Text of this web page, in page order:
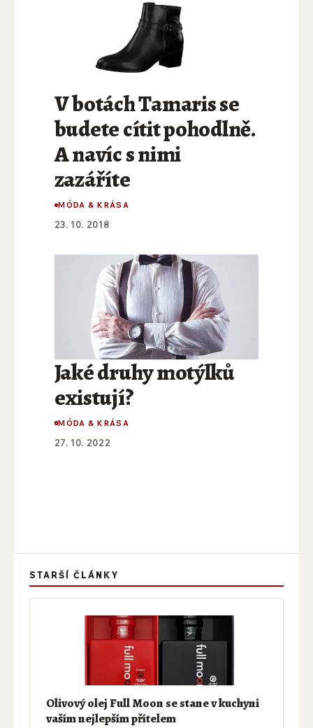
V botách Tamaris se
budete cítit pohodlně.
A navíc s nimi
zazáříte
MÓDA & KRÁSA
23. 10. 2018
Jaké druhy motýlků
existují?
MÓDA & KRÁSA
27. 10. 2022
STARŠÍ ČLÁNKY
Olivový olej Full Moon se stane v kuchyni
vaším nejlepším přítelem